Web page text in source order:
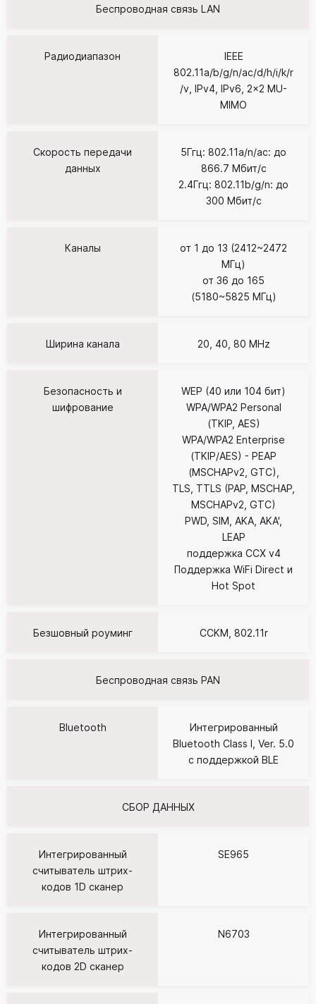
Беспроводная связь LAN
Радиодиапазон
IEEE
802.11a/b/g/n/ac/d/h/i/k/r
/v, IPv4, IPv6, 2x2 MU-
MIMO
Скорость передачи
данных
5Ггц: 802.11a/n/ac: до
866.7 Мбит/с
2.4Ггц: 802.11b/g/n: до
300 Мбит/с
Каналы
от 1 до 13 (2412~2472
МГц)
от 36 до 165
(5180~5825 МГц)
Ширина канала 20, 40, 80 MHz
Безопасность и
шифрование
WEP (40 или 104 бит)
WPA/WPA2 Personal
(TKIP, AES)
WPA/WPA2 Enterprise
(TKIP/AES) - PEAP
(MSCHAPv2, GTC),
TLS, TTLS (PAP, MSCHAP,
MSCHAPv2, GTC)
PWD, SIM, AKA, AKA',
LEAP
поддержка CCX v4
Поддержка WiFi Direct и
Hot Spot
Безшовный роуминг CCKM, 802.11r
Беспроводная связь PAN
Bluetooth
Интегрированный
Bluetooth Class I, Ver. 5.0
с поддержкой BLE
СБОР ДАННЫХ
Интегрированный
считыватель штрих-
кодов 1D cканер
SE965
Интегрированный
считыватель штрих-
кодов 2D сканер
N6703